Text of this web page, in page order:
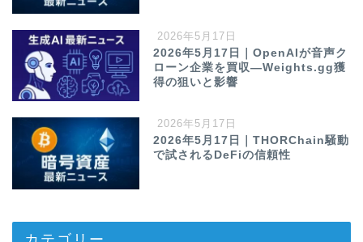
2026年5月17日
2026年5月17日｜OpenAIが音声ク
ローン企業を買収—Weights.gg獲
得の狙いと影響
2026年5月17日
2026年5月17日｜THORChain騒動
で試されるDeFiの信頼性
カテゴリー